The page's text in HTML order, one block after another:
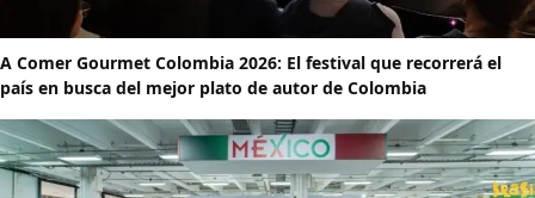
A Comer Gourmet Colombia 2026: El festival que recorrerá el
país en busca del mejor plato de autor de Colombia